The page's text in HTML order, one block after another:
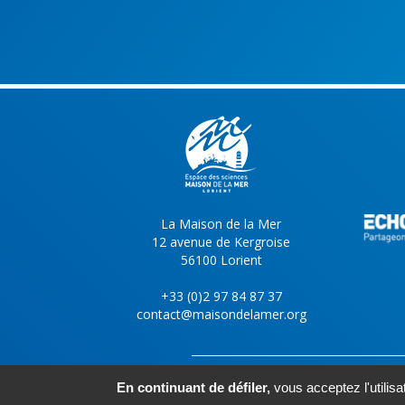
La Maison de la Mer
12 avenue de Kergroise
56100 Lorient
+33 (0)2 97 84 87 37
contact@maisondelamer.org
En continuant de défiler, vous acceptez